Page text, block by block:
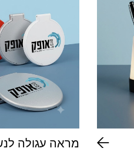
מראה עגולה